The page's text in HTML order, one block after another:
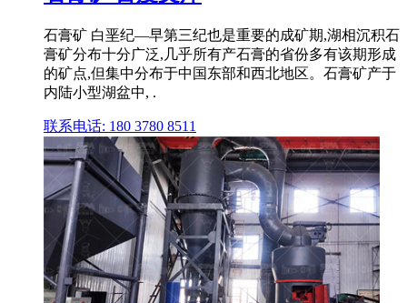
石膏矿 白垩纪—早第三纪也是重要的成矿期,湖相沉积石
膏矿分布十分广泛,几乎所有产石膏的省份多有该期形成
的矿点,但集中分布于中国东部和西北地区。石膏矿产于
内陆小型湖盆中, .
联系电话: 180 3780 8511